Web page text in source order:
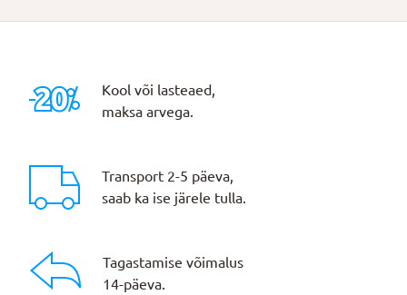
Kool või lasteaed,
maksa arvega.
Transport 2-5 päeva,
saab ka ise järele tulla.
Tagastamise võimalus
14-päeva.